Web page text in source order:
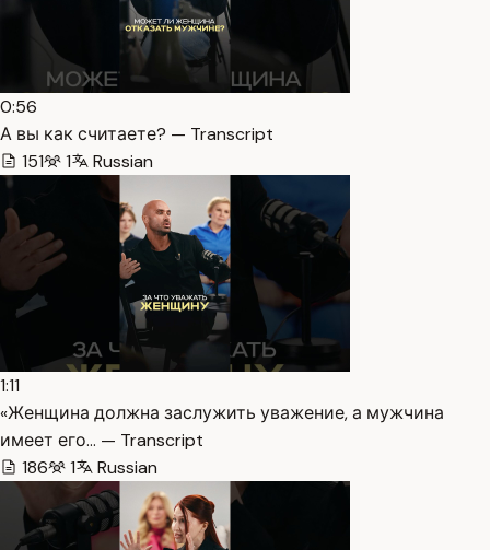
0:56
А вы как считаете? — Transcript
151
1 Russian
1:11
«Женщина должна заслужить уважение, а мужчина
имеет его… — Transcript
186
1 Russian